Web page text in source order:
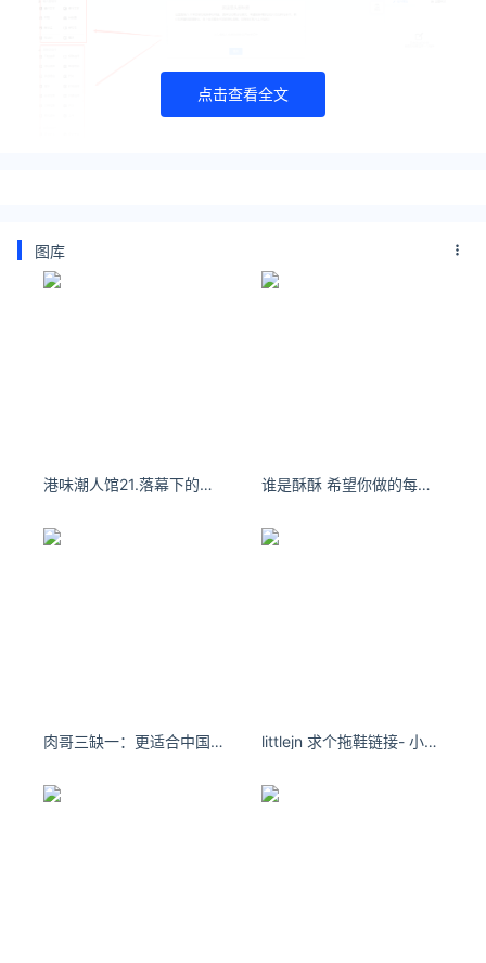
四、从组件列表中选择好需要添加的组件后，我们只需要轻轻
点击查看全文
图库
港味潮人馆21.落幕下的花店，玫瑰将荒野的故事告诉风烟。 谁是酥酥 希望你做的每一件事不是因为跟风，而是因为喜欢和热爱。
肉哥三缺一：更适合中国宝宝体质的狐狸 littlejn 求个拖鞋链接- 小红书